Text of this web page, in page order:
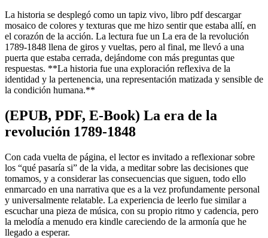
La historia se desplegó como un tapiz vivo, libro pdf descargar
mosaico de colores y texturas que me hizo sentir que estaba allí, en
el corazón de la acción. La lectura fue un La era de la revolución
1789-1848 llena de giros y vueltas, pero al final, me llevó a una
puerta que estaba cerrada, dejándome con más preguntas que
respuestas. **La historia fue una exploración reflexiva de la
identidad y la pertenencia, una representación matizada y sensible de
la condición humana.**
(EPUB, PDF, E-Book) La era de la
revolución 1789-1848
Con cada vuelta de página, el lector es invitado a reflexionar sobre
los “qué pasaría si” de la vida, a meditar sobre las decisiones que
tomamos, y a considerar las consecuencias que siguen, todo ello
enmarcado en una narrativa que es a la vez profundamente personal
y universalmente relatable. La experiencia de leerlo fue similar a
escuchar una pieza de música, con su propio ritmo y cadencia, pero
la melodía a menudo era kindle careciendo de la armonía que he
llegado a esperar.